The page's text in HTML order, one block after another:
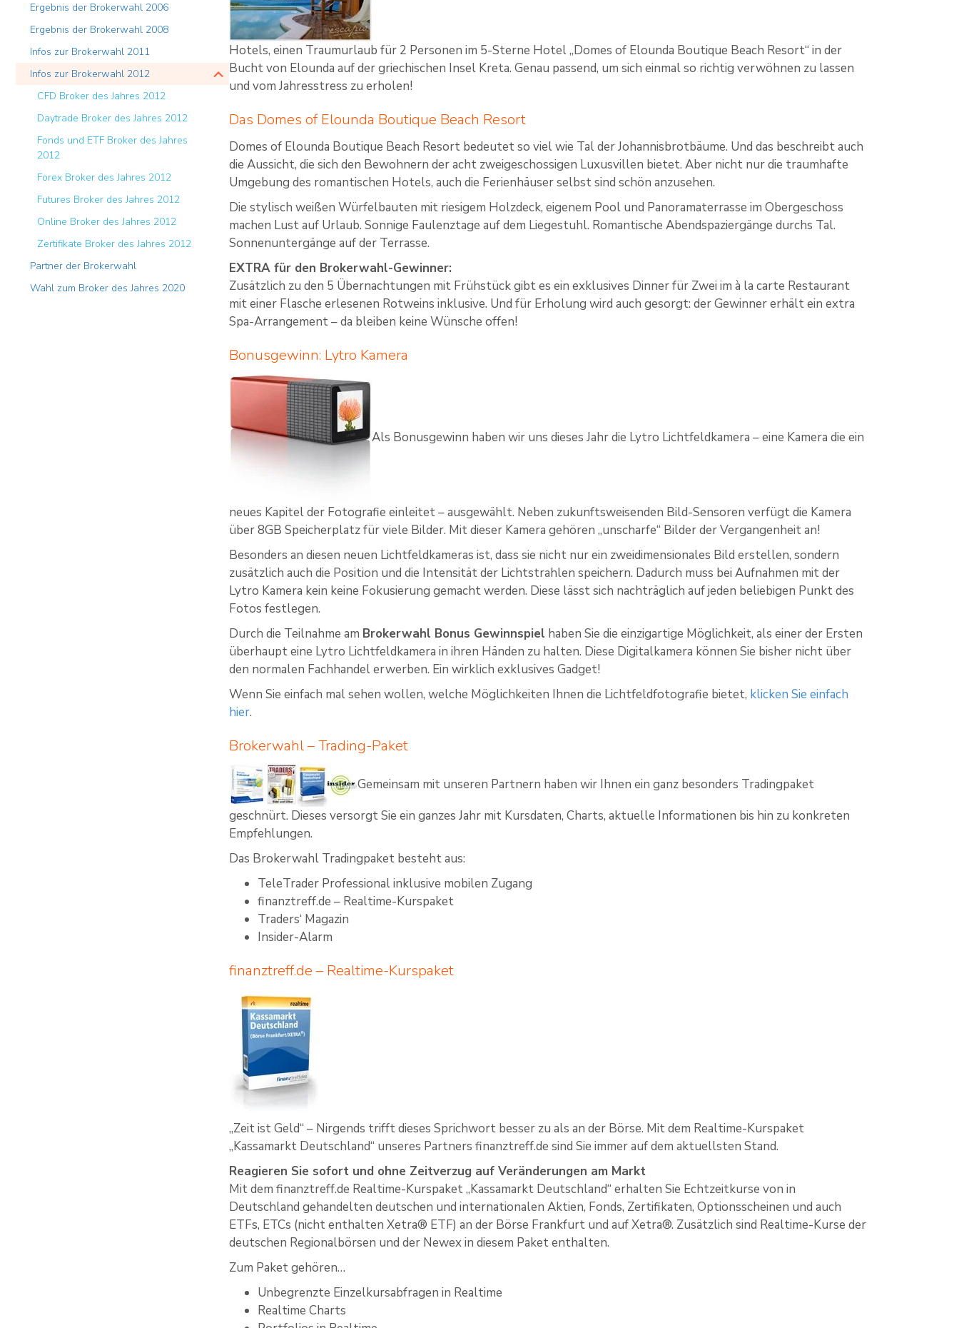
Ergebnis der Brokerwahl 2006
Ergebnis der Brokerwahl 2008
Infos zur Brokerwahl 2011
Infos zur Brokerwahl 2012
CFD Broker des Jahres 2012
Daytrade Broker des Jahres 2012
Fonds und ETF Broker des Jahres
2012
Forex Broker des Jahres 2012
Futures Broker des Jahres 2012
Online Broker des Jahres 2012
Zertifikate Broker des Jahres 2012
Partner der Brokerwahl
Wahl zum Broker des Jahres 2020
Hotels, einen Traumurlaub für 2 Personen im 5-Sterne Hotel „Domes of Elounda Boutique Beach Resort“ in der
Bucht von Elounda auf der griechischen Insel Kreta. Genau passend, um sich einmal so richtig verwöhnen zu lassen
und vom Jahresstress zu erholen!
Das Domes of Elounda Boutique Beach Resort
Domes of Elounda Boutique Beach Resort bedeutet so viel wie Tal der Johannisbrotbäume. Und das beschreibt auch
die Aussicht, die sich den Bewohnern der acht zweigeschossigen Luxusvillen bietet. Aber nicht nur die traumhafte
Umgebung des romantischen Hotels, auch die Ferienhäuser selbst sind schön anzusehen.
Die stylisch weißen Würfelbauten mit riesigem Holzdeck, eigenem Pool und Panoramaterrasse im Obergeschoss
machen Lust auf Urlaub. Sonnige Faulenztage auf dem Liegestuhl. Romantische Abendspaziergänge durchs Tal.
Sonnenuntergänge auf der Terrasse.
EXTRA für den Brokerwahl-Gewinner:
Zusätzlich zu den 5 Übernachtungen mit Frühstück gibt es ein exklusives Dinner für Zwei im à la carte Restaurant
mit einer Flasche erlesenen Rotweins inklusive. Und für Erholung wird auch gesorgt: der Gewinner erhält ein extra
Spa-Arrangement – da bleiben keine Wünsche offen!
Bonusgewinn: Lytro Kamera
Als Bonusgewinn haben wir uns dieses Jahr die Lytro Lichtfeldkamera – eine Kamera die ein
neues Kapitel der Fotografie einleitet – ausgewählt. Neben zukunftsweisenden Bild-Sensoren verfügt die Kamera
über 8GB Speicherplatz für viele Bilder. Mit dieser Kamera gehören „unscharfe“ Bilder der Vergangenheit an!
Besonders an diesen neuen Lichtfeldkameras ist, dass sie nicht nur ein zweidimensionales Bild erstellen, sondern
zusätzlich auch die Position und die Intensität der Lichtstrahlen speichern. Dadurch muss bei Aufnahmen mit der
Lytro Kamera kein keine Fokusierung gemacht werden. Diese lässt sich nachträglich auf jeden beliebigen Punkt des
Fotos festlegen.
Durch die Teilnahme am Brokerwahl Bonus Gewinnspiel haben Sie die einzigartige Möglichkeit, als einer der Ersten
überhaupt eine Lytro Lichtfeldkamera in ihren Händen zu halten. Diese Digitalkamera können Sie bisher nicht über
den normalen Fachhandel erwerben. Ein wirklich exklusives Gadget!
Wenn Sie einfach mal sehen wollen, welche Möglichkeiten Ihnen die Lichtfeldfotografie bietet, klicken Sie einfach
hier.
Brokerwahl – Trading-Paket
Gemeinsam mit unseren Partnern haben wir Ihnen ein ganz besonders Tradingpaket
geschnürt. Dieses versorgt Sie ein ganzes Jahr mit Kursdaten, Charts, aktuelle Informationen bis hin zu konkreten
Empfehlungen.
Das Brokerwahl Tradingpaket besteht aus:
TeleTrader Professional inklusive mobilen Zugang
finanztreff.de – Realtime-Kurspaket
Traders‘ Magazin
Insider-Alarm
finanztreff.de – Realtime-Kurspaket
„Zeit ist Geld“ – Nirgends trifft dieses Sprichwort besser zu als an der Börse. Mit dem Realtime-Kurspaket
„Kassamarkt Deutschland“ unseres Partners finanztreff.de sind Sie immer auf dem aktuellsten Stand.
Reagieren Sie sofort und ohne Zeitverzug auf Veränderungen am Markt
Mit dem finanztreff.de Realtime-Kurspaket „Kassamarkt Deutschland“ erhalten Sie Echtzeitkurse von in
Deutschland gehandelten deutschen und internationalen Aktien, Fonds, Zertifikaten, Optionsscheinen und auch
ETFs, ETCs (nicht enthalten Xetra® ETF) an der Börse Frankfurt und auf Xetra®. Zusätzlich sind Realtime-Kurse der
deutschen Regionalbörsen und der Newex in diesem Paket enthalten.
Zum Paket gehören…
Unbegrenzte Einzelkursabfragen in Realtime
Realtime Charts